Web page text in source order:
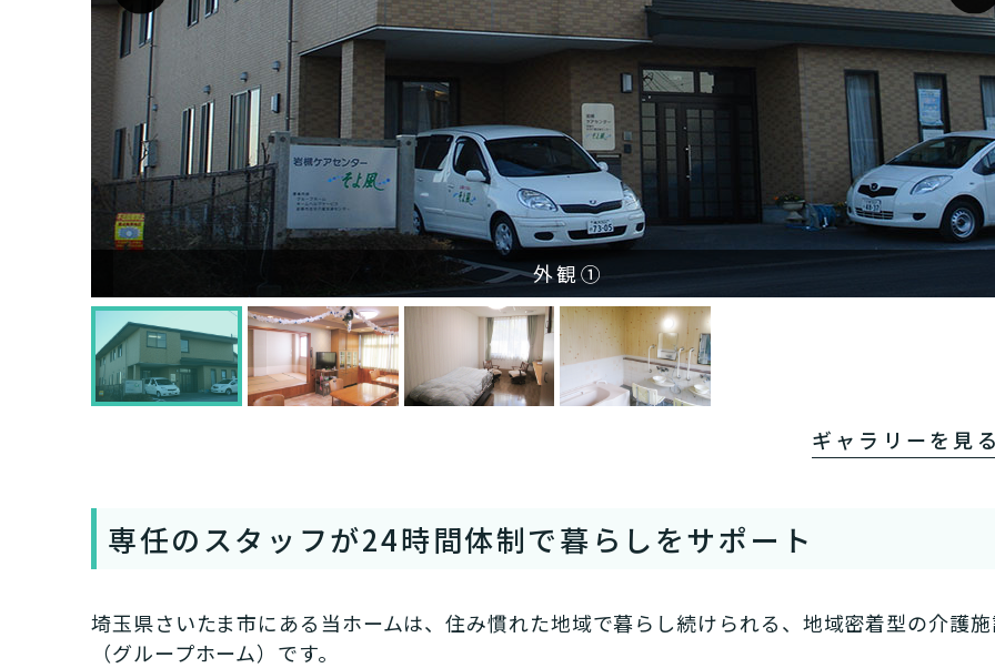
外観①
ギャラリーを見
専任のスタッフが24時間体制で暮らしをサポート
埼玉県さいたま市にある当ホームは、住み慣れた地域で暮らし続けられる、地域密着型の介護
（グループホーム）です。